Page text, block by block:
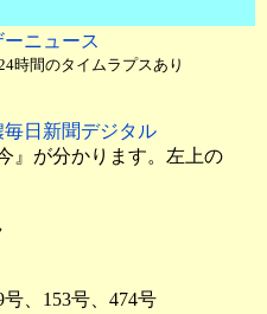
ーニュース
時間のタイムラプスあり
毎日新聞デジタル
』が分かります。左上の
号、153号、474号